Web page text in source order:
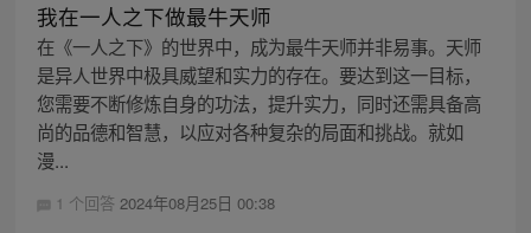
我在一人之下做最牛天师
在《一人之下》的世界中，成为最牛天师并非易事。天师
是异人世界中极具威望和实力的存在。要达到这一目标，
您需要不断修炼自身的功法，提升实力，同时还需具备高
尚的品德和智慧，以应对各种复杂的局面和挑战。就如
漫...
1 个回答 2024年08月25日 00:38